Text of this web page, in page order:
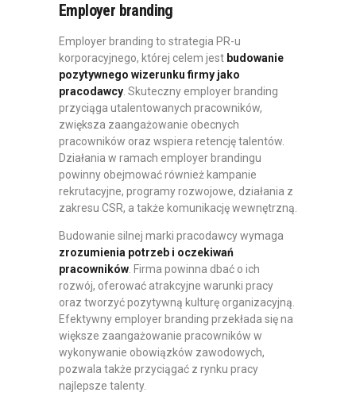
Employer branding
Employer branding to strategia PR-u
korporacyjnego, której celem jest budowanie
pozytywnego wizerunku firmy jako
pracodawcy . Skuteczny employer branding
przyciąga utalentowanych pracowników,
zwiększa zaangażowanie obecnych
pracowników oraz wspiera retencję talentów.
Działania w ramach employer brandingu
powinny obejmować również kampanie
rekrutacyjne, programy rozwojowe, działania z
zakresu CSR, a także komunikację wewnętrzną.
Budowanie silnej marki pracodawcy wymaga
zrozumienia potrzeb i oczekiwań
pracowników . Firma powinna dbać o ich
rozwój, oferować atrakcyjne warunki pracy
oraz tworzyć pozytywną kulturę organizacyjną.
Efektywny employer branding przekłada się na
większe zaangażowanie pracowników w
wykonywanie obowiązków zawodowych,
pozwala także przyciągać z rynku pracy
najlepsze talenty.